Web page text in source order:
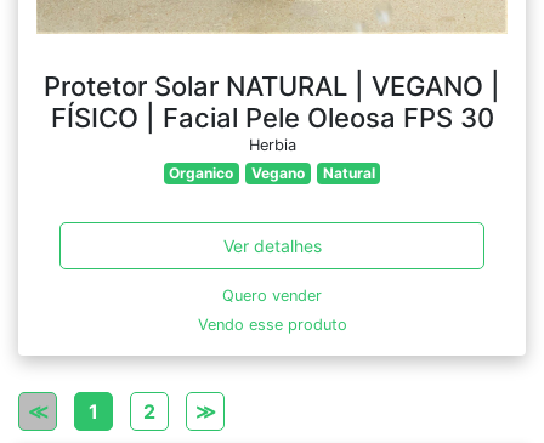
Protetor Solar NATURAL | VEGANO |
FÍSICO | Facial Pele Oleosa FPS 30
Herbia
Organico
Vegano Natural
Ver detalhes
Quero vender
Vendo esse produto
≪ 1 2 ≫